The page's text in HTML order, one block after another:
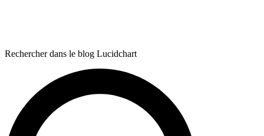
Rechercher dans le blog Lucidchart